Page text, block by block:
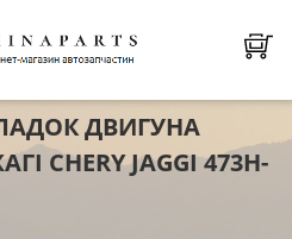
ДВИГУНА
CHERY JAGGI 473H-